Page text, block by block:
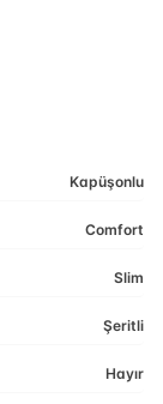
Kapüşonlu
Comfort
Slim
Şeritli
Hayır